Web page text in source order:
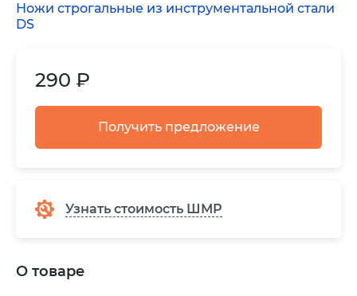
290 ₽
Получить предложение
Узнать стоимость ШМР
Ножи строгальные из инструментальной стали
DS
О товаре